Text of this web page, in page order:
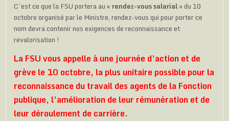
C’est ce que la FSU portera au« rendez-vous salarial »du 10
octobre organisé par le Ministre, rendez-vous qui pour porter ce
nom devra contenir nos exigences de reconnaissance et
revalorisation !
La FSU vous appelle à une journée d’action et de
grève le 10 octobre, la plus unitaire possible pour la
reconnaissance du travail des agents de la Fonction
publique, l’amélioration de leur rémunération et de
leur déroulement de carrière.